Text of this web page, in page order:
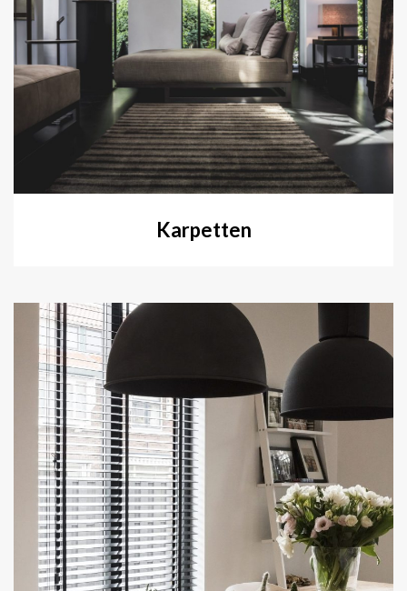
Karpetten